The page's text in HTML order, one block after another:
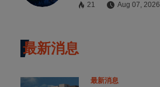
21 Aug 07, 2026
最新消息
最新消息